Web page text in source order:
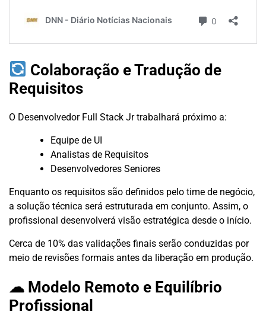
Colaboração e Tradução de
Requisitos
O Desenvolvedor Full Stack Jr trabalhará próximo a:
Equipe de UI
Analistas de Requisitos
Desenvolvedores Seniores
Enquanto os requisitos são definidos pelo time de negócio,
a solução técnica será estruturada em conjunto. Assim, o
profissional desenvolverá visão estratégica desde o início.
Cerca de 10% das validações finais serão conduzidas por
meio de revisões formais antes da liberação em produção.
☁ Modelo Remoto e Equilíbrio
Profissional